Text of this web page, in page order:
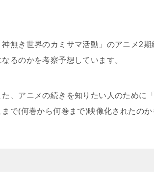
神無き世界のカミサマ活動」のアニメ2
なるのかを考察予想しています。
た、アニメの続きを知りたい人のために
まで(何巻から何巻まで)映像化されたの